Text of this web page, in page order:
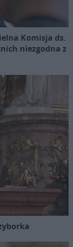
Komisja ds.
niezgodna z